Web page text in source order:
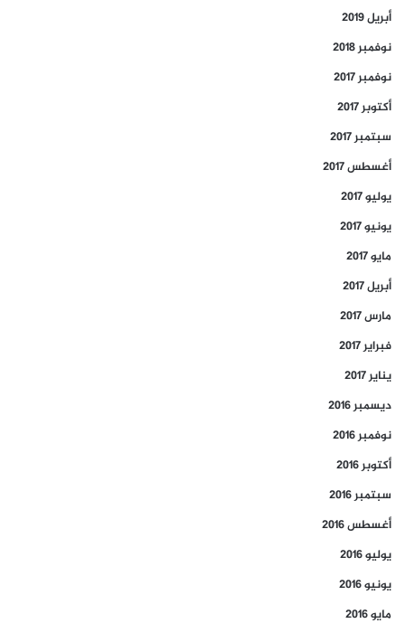
أبريل 2019
نوفمبر 2018
نوفمبر 2017
أكتوبر 2017
سبتمبر 2017
أغسطس 2017
يوليو 2017
يونيو 2017
مايو 2017
أبريل 2017
مارس 2017
فبراير 2017
يناير 2017
ديسمبر 2016
نوفمبر 2016
أكتوبر 2016
سبتمبر 2016
أغسطس 2016
يوليو 2016
يونيو 2016
مايو 2016